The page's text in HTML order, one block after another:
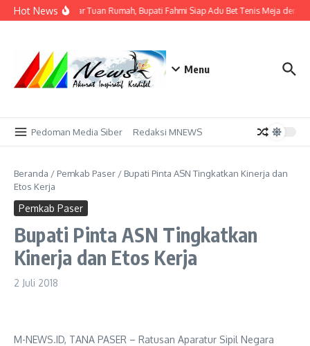
Lewati ke konten
Hot NewsTak Sekadar Tuan Rumah, Bupati Fahmi Siap Adu Bet Tenis Meja
Menu
Pedoman Media Siber Redaksi MNEWS
Beranda / Pemkab Paser / Bupati Pinta ASN Tingkatkan Kinerja dan
Etos Kerja
Pemkab Paser
Bupati Pinta ASN Tingkatkan
Kinerja dan Etos Kerja
2 Juli 2018
M-NEWS.ID, TANA PASER – Ratusan Aparatur Sipil Negara